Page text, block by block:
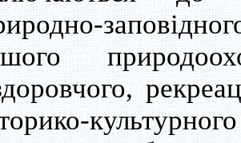
культурного